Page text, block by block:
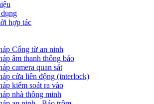
hợp tác
Cổng từ an ninh
âm thanh thông báo
camera quan sát
cửa liên động (interlock)
kiểm soát ra vào
nhà thông minh